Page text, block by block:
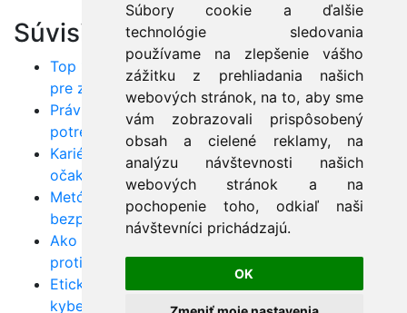
Súbory cookie a ďalšie
technológie sledovania
používame na zlepšenie vášho
zážitku z prehliadania našich
webových stránok, na to, aby sme
vám zobrazovali prispôsobený
obsah a cielené reklamy, na
analýzu návštevnosti našich
webových stránok a na
pochopenie toho, odkiaľ naši
návštevníci prichádzajú.
OK
Súvisiace články:
Top 10 nástrojov pre etický hacking: Sprievodca
pre začiatočníkov
Právne aspekty etického hackingu: Čo
potrebujete vedieť
Kariéra etického hackera: Ako začať a čo
očakávať
Metódy penetračného testovania: Ako odhaliť
bezpečnostné diery
Ako funguje phishing? Praktické ukážky a obrana
proti útokom
Etický hacking a umelá inteligencia: Ako AI mení
kyberbezpečnosť